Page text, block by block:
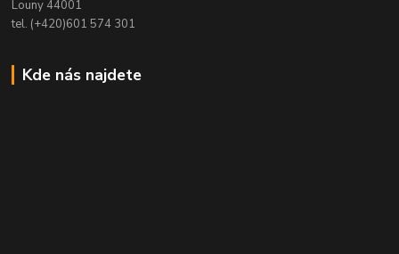
Louny 44001
tel. (+420)601 574 301
Kde nás najdete